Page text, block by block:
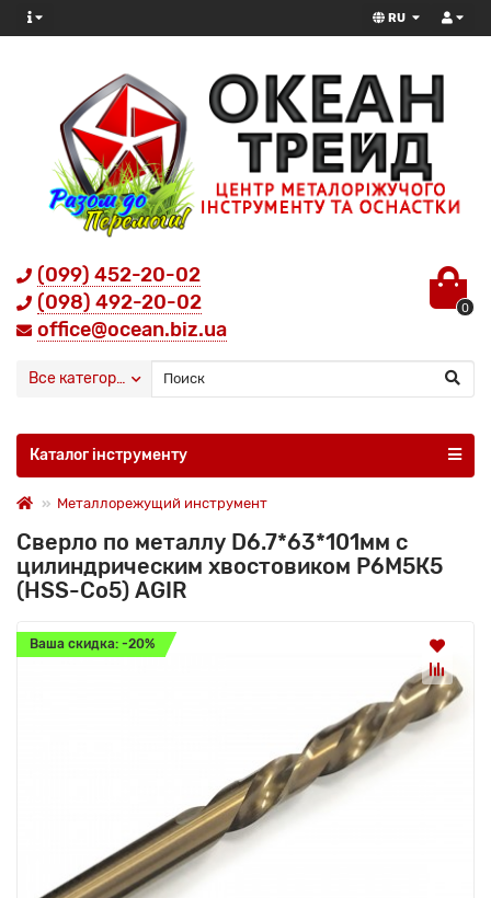
RU
(099) 452-20-02
(098) 492-20-02
office@ocean.biz.ua
0
Все категории
Каталог інструменту
Металлорежущий инструмент
Сверло по металлу D6.7*63*101мм с
цилиндрическим хвостовиком Р6М5К5
(HSS-Co5) AGIR
Ваша скидка: -20%